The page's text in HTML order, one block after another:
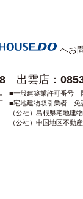
へお
出雲店：
■一般建築業許可番号
■宅地建物取引業者 免
（公社）島根県宅地建
（公社）中国地区不動